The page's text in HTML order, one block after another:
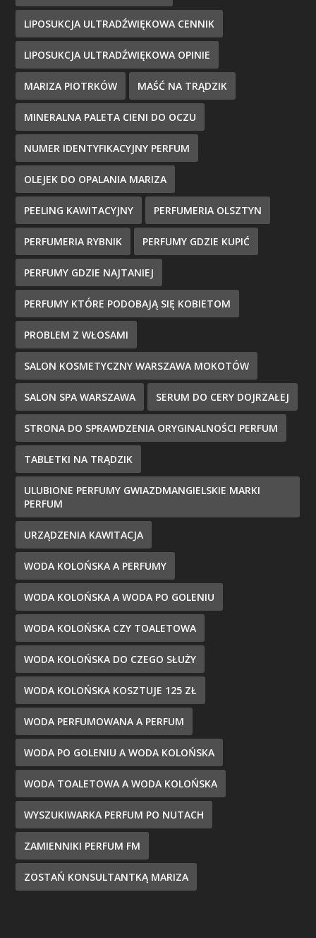
LIPOSUKCJA ULTRADŹWIĘKOWA CENNIK
LIPOSUKCJA ULTRADŹWIĘKOWA OPINIE
MARIZA PIOTRKÓW MAŚĆ NA TRĄDZIK
MINERALNA PALETA CIENI DO OCZU
NUMER IDENTYFIKACYJNY PERFUM
OLEJEK DO OPALANIA MARIZA
PEELING KAWITACYJNY PERFUMERIA OLSZTYN
PERFUMERIA RYBNIK PERFUMY GDZIE KUPIĆ
PERFUMY GDZIE NAJTANIEJ
PERFUMY KTÓRE PODOBAJĄ SIĘ KOBIETOM
PROBLEM Z WŁOSAMI
SALON KOSMETYCZNY WARSZAWA MOKOTÓW
SALON SPA WARSZAWA SERUM DO CERY DOJRZAŁEJ
STRONA DO SPRAWDZENIA ORYGINALNOŚCI PERFUM
TABLETKI NA TRĄDZIK
ULUBIONE PERFUMY GWIAZDMANGIELSKIE MARKI
PERFUM
URZĄDZENIA KAWITACJA
WODA KOLOŃSKA A PERFUMY
WODA KOLOŃSKA A WODA PO GOLENIU
WODA KOLOŃSKA CZY TOALETOWA
WODA KOLOŃSKA DO CZEGO SŁUŻY
WODA KOLOŃSKA KOSZTUJE 125 ZŁ
WODA PERFUMOWANA A PERFUM
WODA PO GOLENIU A WODA KOLOŃSKA
WODA TOALETOWA A WODA KOLOŃSKA
WYSZUKIWARKA PERFUM PO NUTACH
ZAMIENNIKI PERFUM FM
ZOSTAŃ KONSULTANTKĄ MARIZA